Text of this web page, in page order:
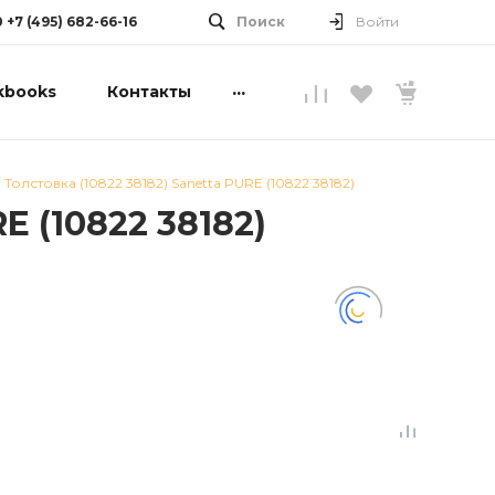
+7 (495) 682-66-16 Поиск Войти
Контакты ...
(10822 38182) Sanetta PURE (10822 38182)
(10822 38182)